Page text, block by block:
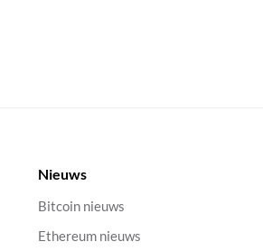
Nieuws
Bitcoin nieuws
Ethereum nieuws